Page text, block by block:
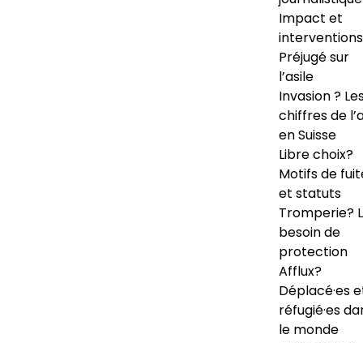
Impact et
interventions
Préjugé sur
l’asile
Invasion ?
chiffres de
en Suisse
Libre choix?
Motifs de
et statuts
Tromperie?
besoin de
protection
Afflux?
Déplacé·es
réfugié·es
le monde